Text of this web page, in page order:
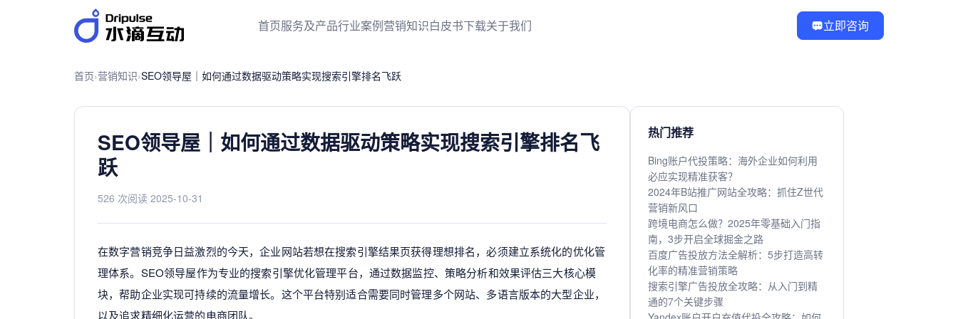
首页服务及产品行业案例营销知识白皮书下载关于我们 立即咨询
首页›营销知识›SEO领导屋｜如何通过数据驱动策略实现搜索引擎排名飞跃
SEO领导屋｜如何通过数据驱动策略实现搜索引擎排名飞
跃
526 次阅读 2025-10-31
在数字营销竞争日益激烈的今天，企业网站若想在搜索引擎结果页获得理想排名，必须建立系统化的优化管
理体系。SEO领导屋作为专业的搜索引擎优化管理平台，通过数据监控、策略分析和效果评估三大核心模
块，帮助企业实现可持续的流量增长。这个平台特别适合需要同时管理多个网站、多语言版本的大型企业，
以及追求精细化运营的电商团队。
热门推荐
Bing账户代投策略：海外企业如何利用
必应实现精准获客？
2024年B站推广网站全攻略：抓住Z世代
营销新风口
跨境电商怎么做？2025年零基础入门指
南，3步开启全球掘金之路
百度广告投放方法全解析：5步打造高转
化率的精准营销策略
搜索引擎广告投放全攻略：从入门到精
通的7个关键步骤